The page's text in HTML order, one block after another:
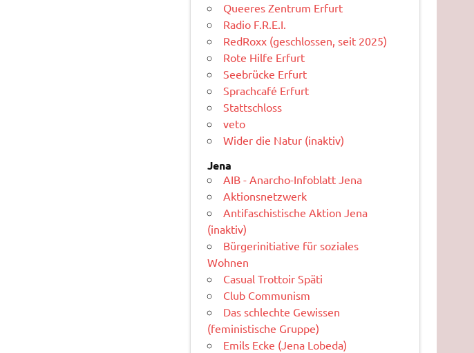
Queeres Zentrum Erfurt
Radio F.R.E.I.
RedRoxx (geschlossen, seit 2025)
Rote Hilfe Erfurt
Seebrücke Erfurt
Sprachcafé Erfurt
Stattschloss
veto
Wider die Natur (inaktiv)
Jena
AIB - Anarcho-Infoblatt Jena
Aktionsnetzwerk
Antifaschistische Aktion Jena
(inaktiv)
Bürgerinitiative für soziales
Wohnen
Casual Trottoir Späti
Club Communism
Das schlechte Gewissen
(feministische Gruppe)
Emils Ecke (Jena Lobeda)